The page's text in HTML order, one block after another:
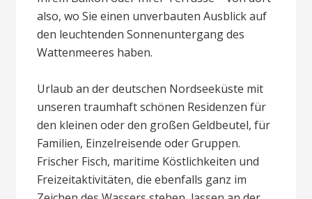
also, wo Sie einen unverbauten Ausblick auf
den leuchtenden Sonnenuntergang des
Wattenmeeres haben.
Urlaub an der deutschen Nordseeküste mit
unseren traumhaft schönen Residenzen für
den kleinen oder den großen Geldbeutel, für
Familien, Einzelreisende oder Gruppen.
Frischer Fisch, maritime Köstlichkeiten und
Freizeitaktivitäten, die ebenfalls ganz im